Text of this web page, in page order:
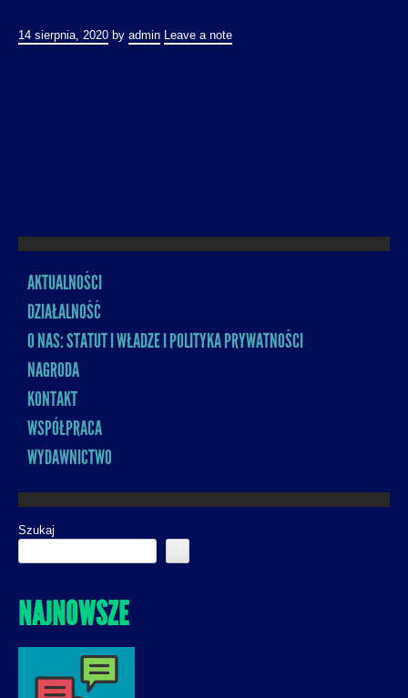
14 sierpnia, 2020 by admin Leave a note
MENU
AKTUALNOŚCI
DZIAŁALNOŚĆ
O NAS: STATUT I WŁADZE I POLITYKA PRYWATNOŚCI
NAGRODA
KONTAKT
WSPÓŁPRACA
WYDAWNICTWO
Szukaj
NAJNOWSZE